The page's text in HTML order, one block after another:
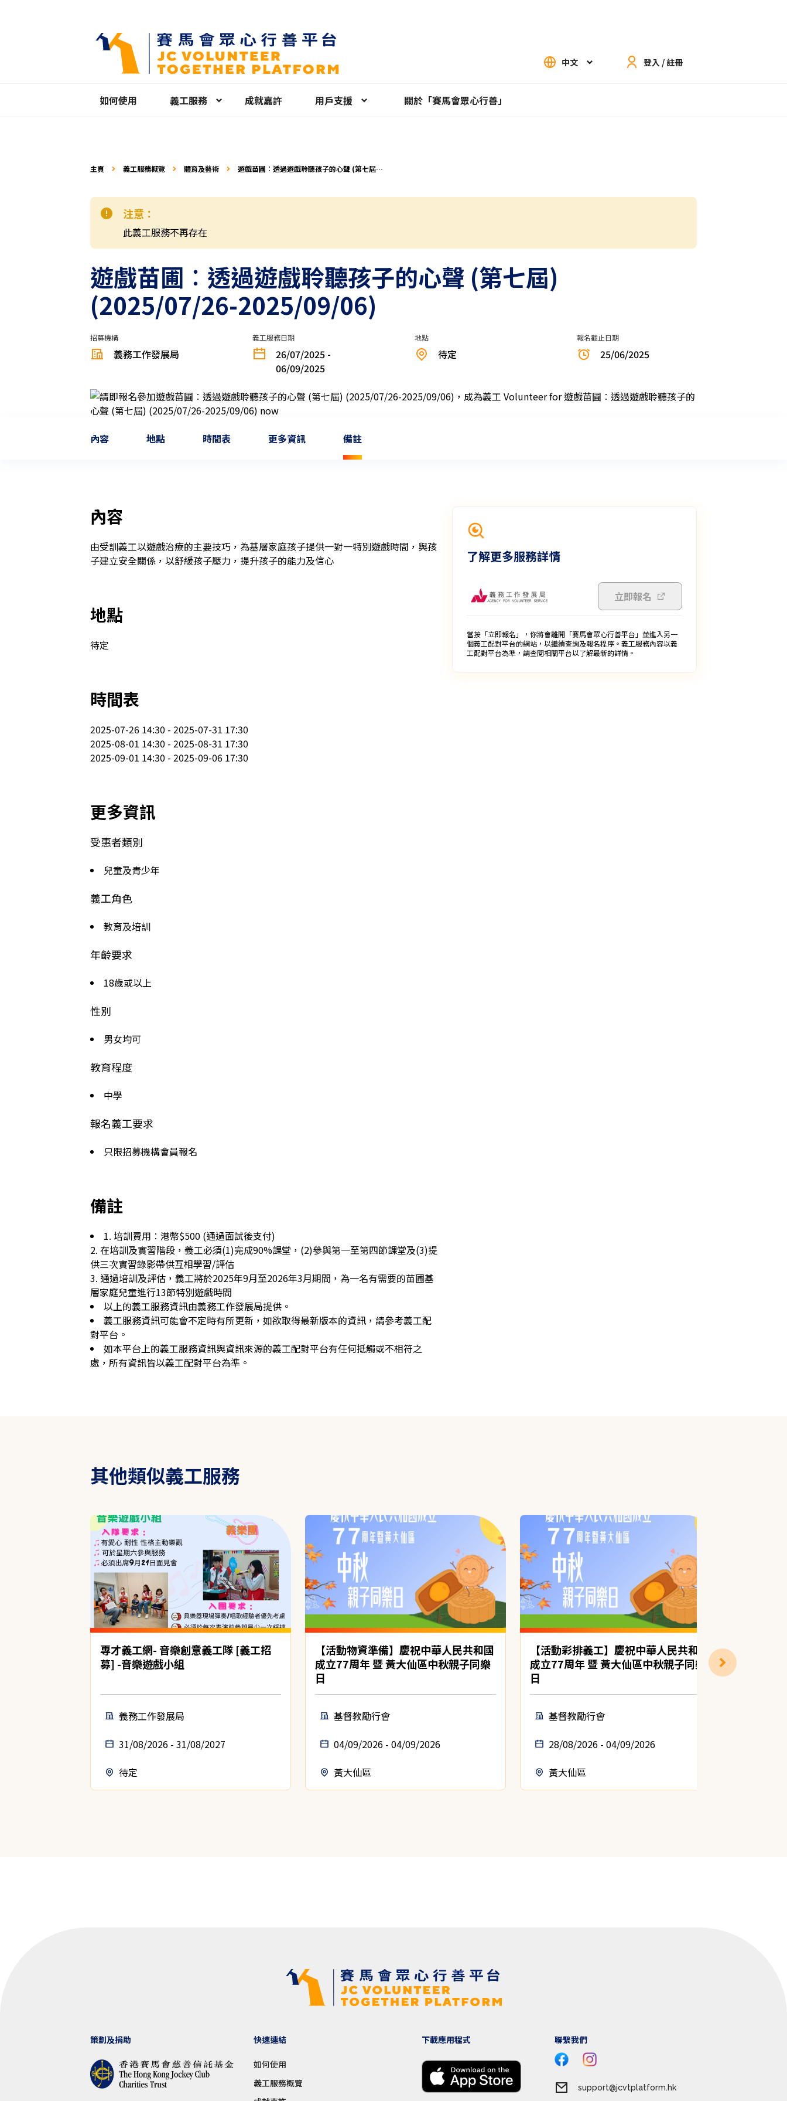
中文 登入 / 註冊
如何使用 義工服務 成就嘉許 用戶支援 關於「賽馬會眾心行善」
主頁 義工服務概覽 體育及藝術
遊戲苗圃︰透過遊戲聆聽孩子的心聲 (第七屆)
注意：
此義工服務不再存在
遊戲苗圃︰透過遊戲聆聽孩子的心聲 (第七屆)
(2025/07/26-2025/09/06)
招募機構
義務工作發展局
義工服務日期
26/07/2025 -
06/09/2025
地點
待定
報名截止日期
25/06/2025
內容 地點 時間表 更多資訊 備註
內容
由受訓義工以遊戲治療的主要技巧，為基層家庭孩子提供一對一特別遊戲時間，與孩
地點
待定
時間表
2025-07-26 14:30 - 2025-07-31 17:30
2025-08-01 14:30 - 2025-08-31 17:30
2025-09-01 14:30 - 2025-09-06 17:30
更多資訊
受惠者類別
兒童及青少年
義工角色
教育及培訓
年齡要求
18歲或以上
性別
男女均可
教育程度
中學
報名義工要求
只限招募機構會員報名
備註
1. 培訓費用︰港幣$500 (通過面試後支付)
2. 在培訓及實習階段，義工必須(1)完成90%課堂，(2)參與第一至第四節課堂及(3)提
供三次實習錄影帶供互相學習/評估
3. 通過培訓及評估，義工將於2025年9月至2026年3月期間，為一名有需要的苗圃基
以上的義工服務資訊由義務工作發展局提供。
義工服務資訊可能會不定時有所更新，如欲取得最新版本的資訊，請參考義工配
對平台。
如本平台上的義工服務資訊與資訊來源的義工配對平台有任何抵觸或不相符之
處，所有資訊皆以義工配對平台為準。
了解更多服務詳情
立即報名
當按「立即報名」，你將會離開「賽馬會眾心行善平台」並進入另一
個義工配對平台的網站，以繼續查詢及報名程序。義工服務內容以義
工配對平台為準，請查閱相關平台以了解最新的詳情。
其他類似義工服務
專才義工網- 音樂創意義工隊 [義工招
募] -音樂遊戲小組
義務工作發展局
31/08/2026 - 31/08/2027
待定
【活動物資準備】慶祝中華人民共和國
成立77周年 暨 黃大仙區中秋親子同樂
日
基督教勵行會
04/09/2026 - 04/09/2026
黃大仙區
【活動彩排義工】慶祝中華人民共和國
成立77周年 暨 黃大仙區中秋親子同樂
日
基督教勵行會
28/08/2026 - 04/09/2026
黃大仙區
策劃及捐助 快速連結
如何使用
義工服務概覽
下載應用程式 聯繫我們
support@jcvtplatform.hk